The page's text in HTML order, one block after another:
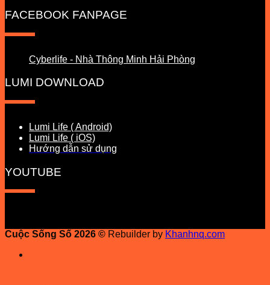
FACEBOOK FANPAGE
Cyberlife - Nhà Thông Minh Hải Phòng
LUMI DOWNLOAD
Lumi Life ( Android)
Lumi Life ( iOS)
Hướng dẫn sử dụng
YOUTUBE
Cuộc Sống Số 2026 © Rebuilder by Khanhnq.com